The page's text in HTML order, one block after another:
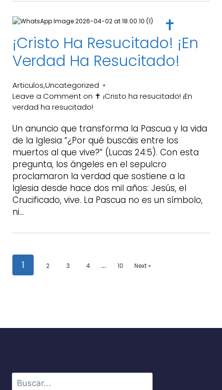
✝️
¡Cristo Ha Resucitado! ¡En
Verdad Ha Resucitado!
Articulos,Uncategorized
Leave a Comment on ✝️ ¡Cristo ha resucitado! ¡En
verdad ha resucitado!
Un anuncio que transforma la Pascua y la vida
de la Iglesia “¿Por qué buscáis entre los
muertos al que vive?” (Lucas 24:5). Con esta
pregunta, los ángeles en el sepulcro
proclamaron la verdad que sostiene a la
Iglesia desde hace dos mil años: Jesús, el
Crucificado, vive. La Pascua no es un símbolo,
ni…
1 2 3 4 … 10 Next »